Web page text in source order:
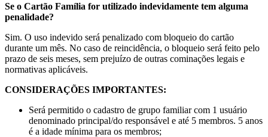
Se o Cartão Família for utilizado indevidamente tem alguma
penalidade?
Sim. O uso indevido será penalizado com bloqueio do cartão
durante um mês. No caso de reincidência, o bloqueio será feito pelo
prazo de seis meses, sem prejuízo de outras cominações legais e
normativas aplicáveis.
CONSIDERAÇÕES IMPORTANTES:
Será permitido o cadastro de grupo familiar com 1 usuário
denominado principal/do responsável e até 5 membros. 5 anos
é a idade mínima para os membros;